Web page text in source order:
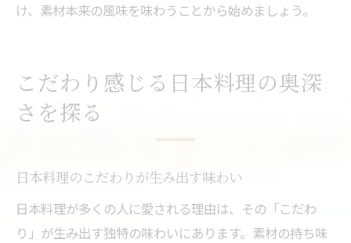
け、素材本来の風味を味わうことから始めましょう。
こだわり感じる日本料理の奥深
さを探る
日本料理のこだわりが生み出す味わい
日本料理が多くの人に愛される理由は、その「こだわ
り」が生み出す独特の味わいにあります。素材の持ち味